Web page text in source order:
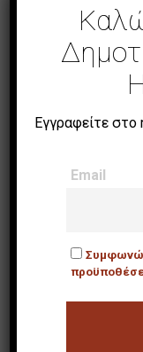
Διοργάνωση:
Αντιδημαρχία
Εγγραφείτε στο
Email
Συμφωνώ